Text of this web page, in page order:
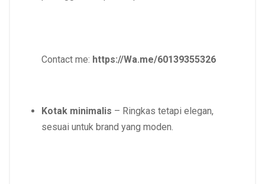
Contact me: https://Wa.me/60139355326
Kotak minimalis – Ringkas tetapi elegan,
sesuai untuk brand yang moden.